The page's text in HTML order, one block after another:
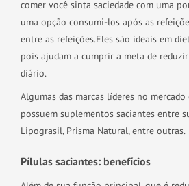
comer você sinta saciedade com uma
uma opção consumi-los após as
entre as refeições.Eles são ideais em
pois ajudam a cumprir a meta de
diário.
Algumas das marcas líderes no
possuem suplementos saciantes entre
Lipograsil, Prisma Natural, entre outras.
Pílulas saciantes: benefícios